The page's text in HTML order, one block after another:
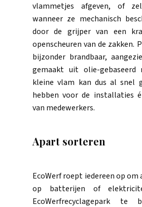
vlammetjes afgeven, of
wanneer ze mechanisch
door de grijper van een
openscheuren van de zakken.
bijzonder brandbaar,
gemaakt uit olie-gebaseerd
kleine vlam kan dus al snel
hebben voor de installaties
van medewerkers.
Apart sorteren
EcoWerf roept iedereen op
op batterijen of
EcoWerfrecyclagepark te